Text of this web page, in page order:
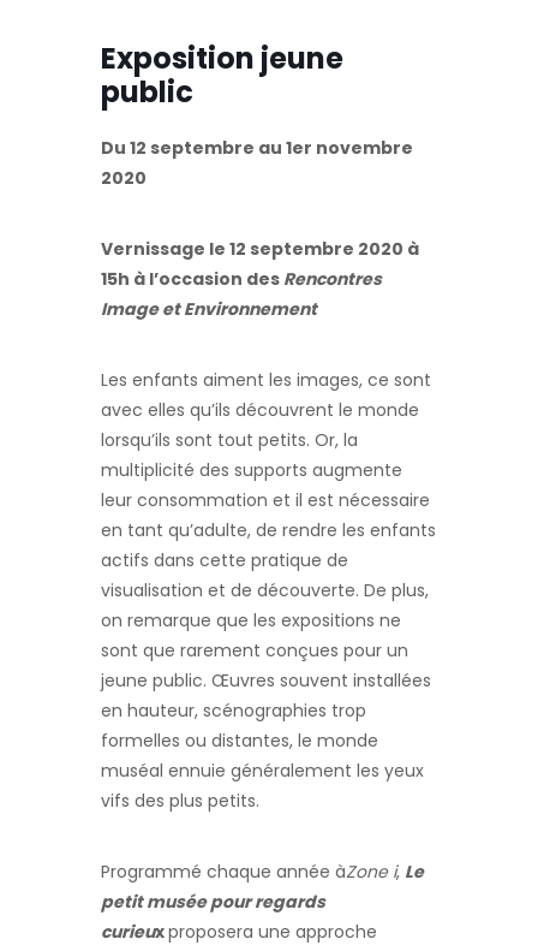
Exposition jeune
public
Du 12 septembre au 1er novembre
2020
Vernissage le 12 septembre 2020 à
15h à l’occasion des Rencontres
Image et Environnement
Les enfants aiment les images, ce sont
avec elles qu’ils découvrent le monde
lorsqu’ils sont tout petits. Or, la
multiplicité des supports augmente
leur consommation et il est nécessaire
en tant qu’adulte, de rendre les enfants
actifs dans cette pratique de
visualisation et de découverte. De plus,
on remarque que les expositions ne
sont que rarement conçues pour un
jeune public. Œuvres souvent installées
en hauteur, scénographies trop
formelles ou distantes, le monde
muséal ennuie généralement les yeux
vifs des plus petits.
Programmé chaque année àZone i, Le
petit musée pour regards
curieuxproposera une approche